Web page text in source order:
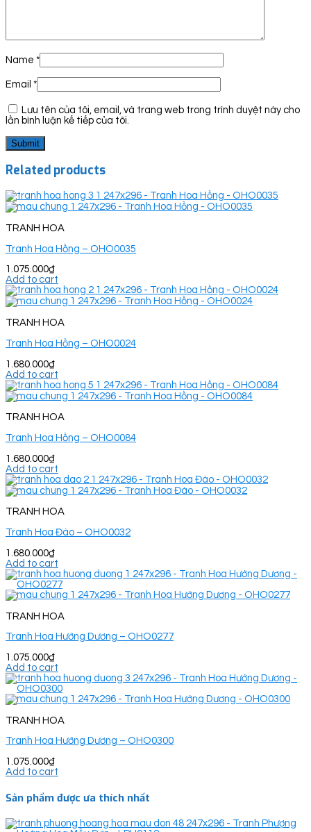
Name *
Email *
Lưu tên của tôi, email, và trang web trong trình duyệt này cho
lần bình luận kế tiếp của tôi.
Related products
TRANH HOA
Tranh Hoa Hồng – OHO0035
1.075.000₫
Add to cart
TRANH HOA
Tranh Hoa Hồng – OHO0024
1.680.000₫
Add to cart
TRANH HOA
Tranh Hoa Hồng – OHO0084
1.680.000₫
Add to cart
TRANH HOA
Tranh Hoa Đào – OHO0032
1.680.000₫
Add to cart
TRANH HOA
Tranh Hoa Hướng Dương – OHO0277
1.075.000₫
Add to cart
TRANH HOA
Tranh Hoa Hướng Dương – OHO0300
1.075.000₫
Add to cart
Sản phẩm được ưa thích nhất